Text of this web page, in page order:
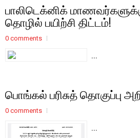
பாலிடெக்னிக்
தொழில் பயிற்சி திட்டம்!
0 comments
...
பொங்கல் பரிசுத் தொகுப்பு
0 comments
...